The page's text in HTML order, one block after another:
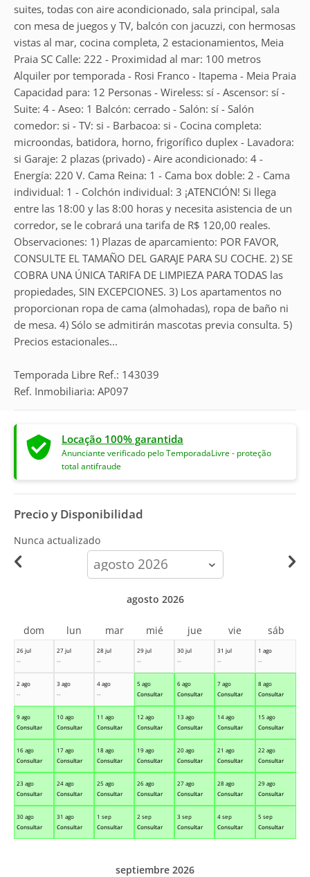
suites, todas con aire acondicionado, sala principal, sala
con mesa de juegos y TV, balcón con jacuzzi, con hermosas
vistas al mar, cocina completa, 2 estacionamientos, Meia
Praia SC Calle: 222 - Proximidad al mar: 100 metros
Alquiler por temporada - Rosi Franco - Itapema - Meia Praia
Capacidad para: 12 Personas - Wireless: sí - Ascensor: sí -
Suite: 4 - Aseo: 1 Balcón: cerrado - Salón: sí - Salón
comedor: si - TV: si - Barbacoa: si - Cocina completa:
microondas, batidora, horno, frigorífico duplex - Lavadora:
si Garaje: 2 plazas (privado) - Aire acondicionado: 4 -
Energía: 220 V. Cama Reina: 1 - Cama box doble: 2 - Cama
individual: 1 - Colchón individual: 3 ¡ATENCIÓN! Si llega
entre las 18:00 y las 8:00 horas y necesita asistencia de un
corredor, se le cobrará una tarifa de R$ 120,00 reales.
Observaciones: 1) Plazas de aparcamiento: POR FAVOR,
CONSULTE EL TAMAÑO DEL GARAJE PARA SU COCHE. 2) SE
COBRA UNA ÚNICA TARIFA DE LIMPIEZA PARA TODAS las
propiedades, SIN EXCEPCIONES. 3) Los apartamentos no
proporcionan ropa de cama (almohadas), ropa de baño ni
de mesa. 4) Sólo se admitirán mascotas previa consulta. 5)
Precios estacionales...
Temporada Libre Ref.: 143039
Ref. Inmobiliaria: AP097
Locação 100% garantida
Anunciante verificado pelo TemporadaLivre - proteção
total antifraude
Precio y Disponibilidad
Nunca actualizado
calendar-
month
26 jul
--
27 jul
--
28 jul
--
29 jul
--
30 jul
--
31 jul
--
1 ago
--
2 ago
--
3 ago
--
4 ago
--
5 ago
Consultar
6 ago
Consultar
7 ago
Consultar
8 ago
Consultar
9 ago
Consultar
10 ago
Consultar
11 ago
Consultar
12 ago
Consultar
13 ago
Consultar
14 ago
Consultar
15 ago
Consultar
16 ago
Consultar
17 ago
Consultar
18 ago
Consultar
19 ago
Consultar
20 ago
Consultar
21 ago
Consultar
22 ago
Consultar
23 ago
Consultar
24 ago
Consultar
25 ago
Consultar
26 ago
Consultar
27 ago
Consultar
28 ago
Consultar
29 ago
Consultar
30 ago
Consultar
31 ago
Consultar
1 sep
Consultar
2 sep
Consultar
3 sep
Consultar
4 sep
Consultar
5 sep
Consultar
agosto 2026
dom lun mar mié jue vie sáb
septiembre 2026